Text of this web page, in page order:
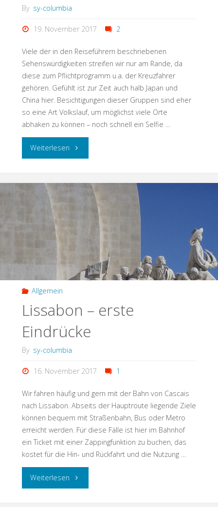
By sy-columbia
19. November 2017 2
Viele der in den Reiseführern beschriebenen
Sehenswürdigkeiten streifen wir nur am Rande, da
diese zum Pflichtprogramm u.a. der Kreuzfahrer
gehören. Gefühlt ist zur Zeit auch halb Japan und
China hier. Besichtigungen dieser Gruppen sind eher
so eine Art Volkslauf, um möglichst viele Orte
abhaken zu können – noch schnell ein Selfie …
Weiterlesen
Allgemein
Lissabon – erste
Eindrücke
By sy-columbia
16. November 2017 1
Wir fahren häufig und gern mit der Bahn von Cascais
nach Lissabon. Abseits der Hauptroute liegende Ziele
können bequem mit Straßenbahn, Bus oder Metro
erreicht werden. Für diese Fälle ist hier im Bahnhof
ein Ticket mit einer Zappingfunktion zu buchen, das
kostet für die Hin- und Rückfahrt und die Nutzung …
Weiterlesen